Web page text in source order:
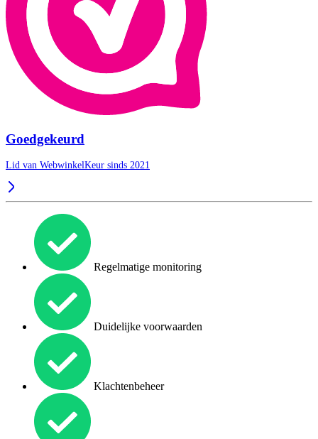
Goedgekeurd
Lid van WebwinkelKeur sinds 2021
Regelmatige monitoring
Duidelijke voorwaarden
Klachtenbeheer